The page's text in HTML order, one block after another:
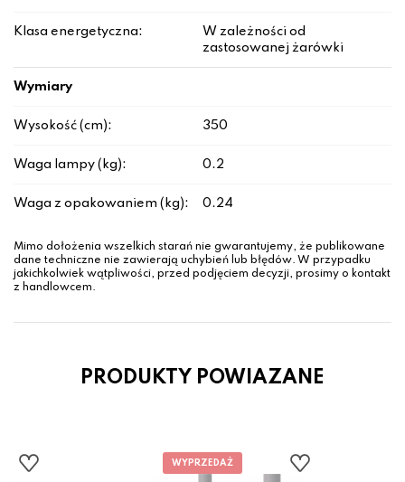
Klasa energetyczna:
W zależności od
zastosowanej żarówki
Wymiary
Wysokość (cm): 350
Waga lampy (kg): 0.2
Waga z opakowaniem (kg): 0.24
Mimo dołożenia wszelkich starań nie gwarantujemy, że publikowane
dane techniczne nie zawierają uchybień lub błędów. W przypadku
jakichkolwiek wątpliwości, przed podjęciem decyzji, prosimy o kontakt
z handlowcem.
PRODUKTY POWIAZANE